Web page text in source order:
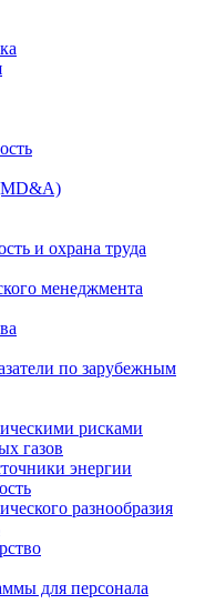
и охрана труда
менеджмента
по зарубежным
рисками
газов
энергии
разнообразия
для персонала